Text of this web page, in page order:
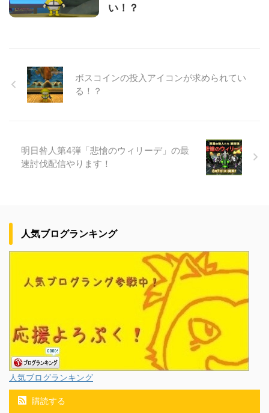
い！？
ボスコインの投入アイコンが求められてい
る！？
明日咎人第4弾「悲愴のウィリーデ」の最
速討伐配信やります！
人気ブログランキング
人気ブログランキング
購読する